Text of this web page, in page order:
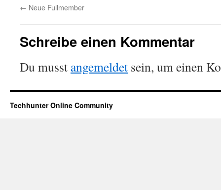
← Neue Fullmember
Schreibe einen Kommentar
Du musst angemeldet sein, um einen
Techhunter Online Community